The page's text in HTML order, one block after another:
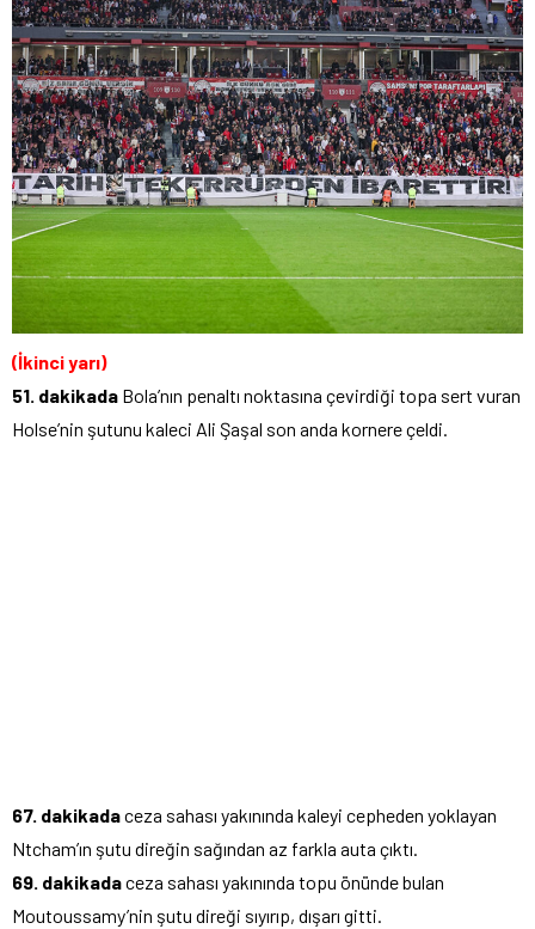
(İkinci yarı)
51. dakikada Bola’nın penaltı noktasına çevirdiği topa sert vuran
Holse’nin şutunu kaleci Ali Şaşal son anda kornere çeldi.
67. dakikadaceza sahası yakınında kaleyi cepheden yoklayan
Ntcham’ın şutu direğin sağından az farkla auta çıktı.
69. dakikadaceza sahası yakınında topu önünde bulan
Moutoussamy’nin şutu direği sıyırıp, dışarı gitti.